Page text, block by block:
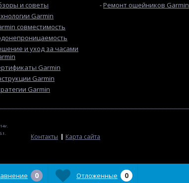
и советы
Garmin
cовместимость
и уход за часами
Garmin
Garmin
Garmin
Ремонт ошейников Garmin
Контакты Карта сайта
0 Отложенные 0